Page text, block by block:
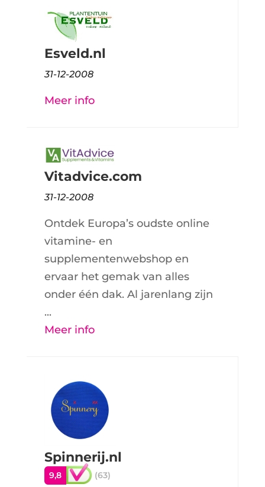
Esveld.nl
31-12-2008
Meer info
Vitadvice.com
31-12-2008
Ontdek Europa’s oudste online
vitamine- en
supplementenwebshop en
ervaar het gemak van alles
onder één dak. Al jarenlang zijn
...
Meer info
Spinnerij.nl
9,8 (63)